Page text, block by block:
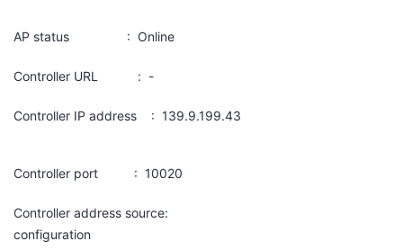
AP status : Online
Controller URL : -
Controller IP address : 139.9.199.43
Controller port : 10020
Controller address source:
configuration